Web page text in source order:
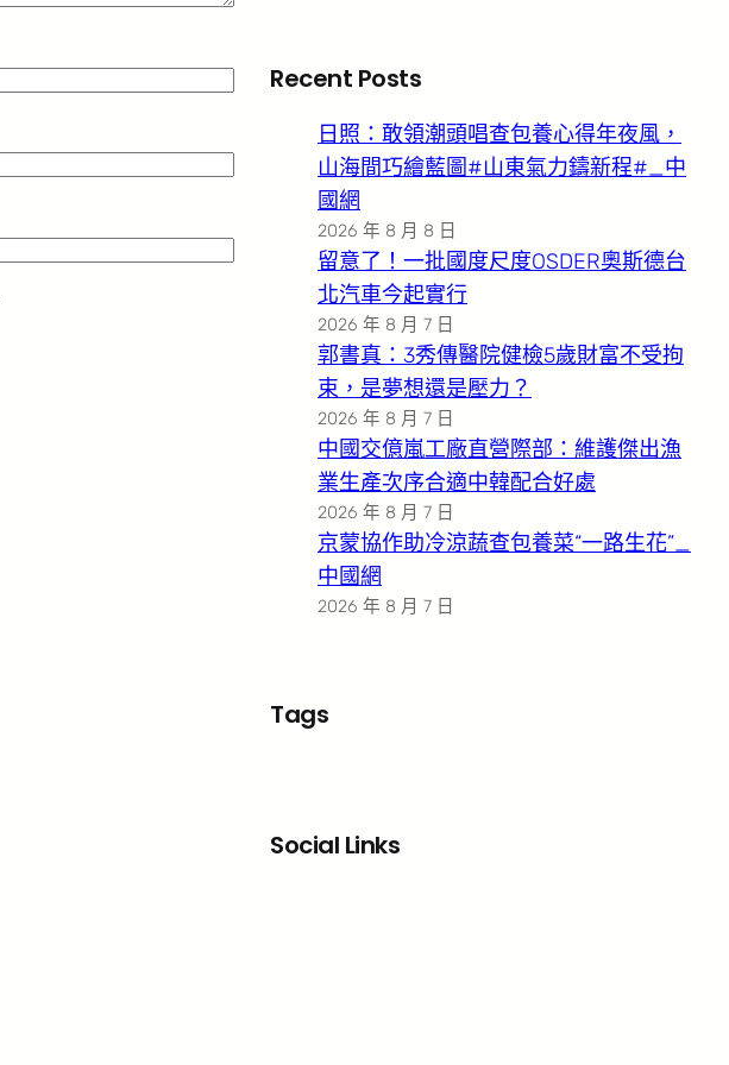
Recent Posts
日照：敢領潮頭唱查包養心得年夜風，
山海間巧繪藍圖#山東氣力鑄新程#_中
國網
2026 年 8 月 8 日
留意了！一批國度尺度OSDER奧斯德台
北汽車今起實行
2026 年 8 月 7 日
郭書真：3秀傳醫院健檢5歲財富不受拘
束，是夢想還是壓力？
2026 年 8 月 7 日
中國交億嵐工廠直營際部：維護傑出漁
業生產次序合適中韓配合好處
2026 年 8 月 7 日
京蒙協作助冷涼蔬查包養菜“一路生花”_
中國網
2026 年 8 月 7 日
Tags
Social Links